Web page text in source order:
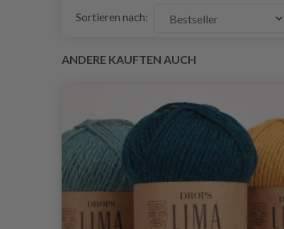
Sortieren nach:
ANDERE KAUFTEN AUCH